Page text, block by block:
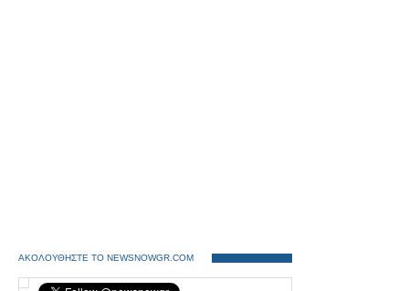
ΑΚΟΛΟΥΘΗΣΤΕ ΤΟ NEWSNOWGR.COM